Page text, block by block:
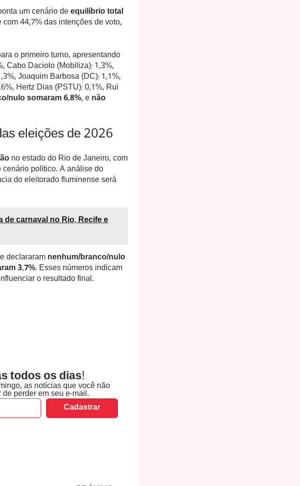
um cenário deequilíbrio total
44,7% das intenções de voto,
o primeiro turno, apresentando
Cabo Daciolo (Mobiliza): 1,3%,
Joaquim Barbosa (DC): 1,1%,
Hertz Dias (PSTU): 0,1%, Rui
nulo somaram 6,8%, enão
eleições de 2026
no estado do Rio de Janeiro, com
político. A análise do
do eleitorado fluminense será
carnaval no Rio, Recife e
declararamnenhum/branco/nulo
3,7%. Esses números indicam
o resultado final.
todos os dias!
as notícias que você não
perder em seu e-mail.
Cadastrar